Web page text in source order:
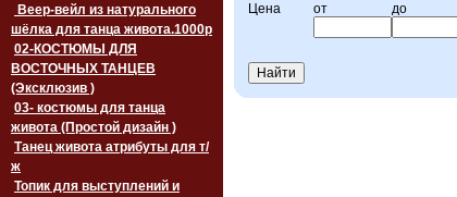
Веер-вейл из натурального
шёлка для танца живота.1000p
02-КОСТЮМЫ ДЛЯ
ВОСТОЧНЫХ ТАНЦЕВ
(Эксклюзив )
03- костюмы для танца
живота (Простой дизайн )
Танец живота атрибуты для т/
ж
Топик для выступлений и
Цена
от до